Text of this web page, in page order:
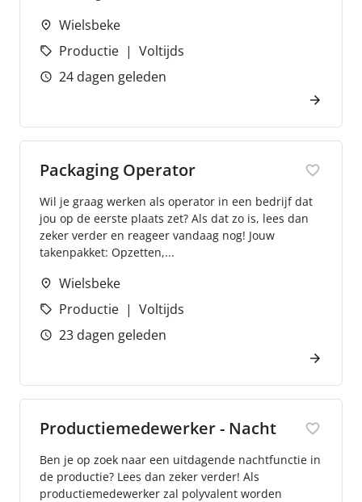
Wielsbeke
Productie
Voltijds
24 dagen geleden
Packaging Operator
Wil je graag werken als operator in een bedrijf dat
jou op de eerste plaats zet? Als dat zo is, lees dan
zeker verder en reageer vandaag nog! Jouw
takenpakket: Opzetten,...
Wielsbeke
Productie
Voltijds
23 dagen geleden
Productiemedewerker - Nacht
Ben je op zoek naar een uitdagende nachtfunctie in
de productie? Lees dan zeker verder! Als
productiemedewerker zal polyvalent worden